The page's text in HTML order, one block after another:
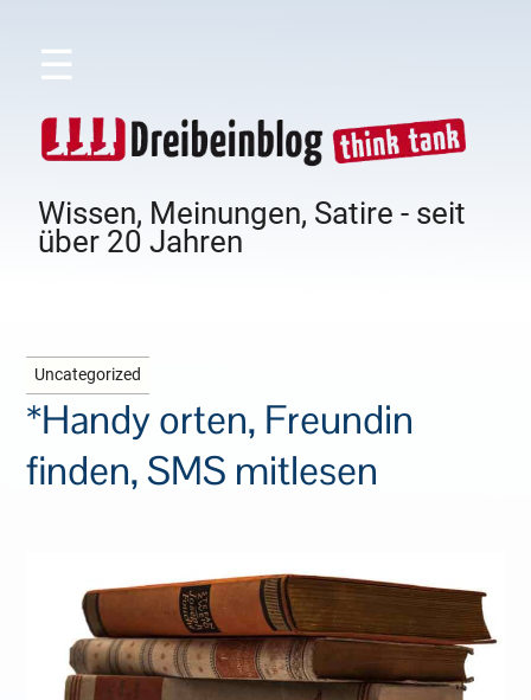
☰
Wissen, Meinungen, Satire - seit
über 20 Jahren
Uncategorized
*Handy orten, Freundin
finden, SMS mitlesen